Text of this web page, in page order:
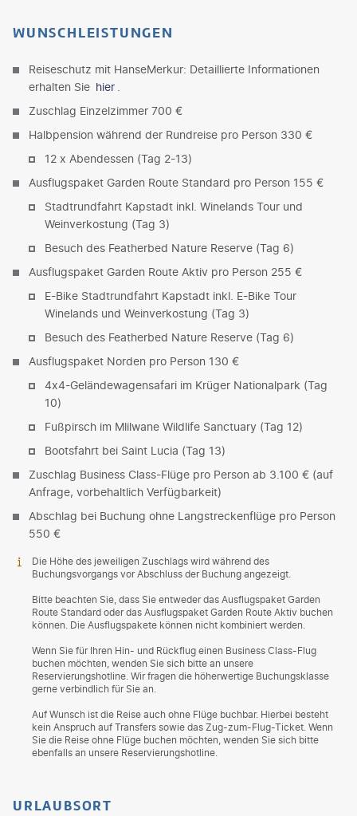
WUNSCHLEISTUNGEN
Reiseschutz mit HanseMerkur: Detaillierte Informationen
erhalten Sie hier
Zuschlag Einzelzimmer 700 €
Halbpension während der Rundreise pro Person 330 €
12 x Abendessen (Tag 2-13)
Ausflugspaket Garden Route Standard pro Person 155 €
Stadtrundfahrt Kapstadt inkl. Winelands Tour und
Weinverkostung (Tag 3)
Besuch des Featherbed Nature Reserve (Tag 6)
Ausflugspaket Garden Route Aktiv pro Person 255 €
E-Bike Stadtrundfahrt Kapstadt inkl. E-Bike Tour
Winelands und Weinverkostung (Tag 3)
Besuch des Featherbed Nature Reserve (Tag 6)
Ausflugspaket Norden pro Person 130 €
4x4-Geländewagensafari im Krüger Nationalpark (Tag
10)
Fußpirsch im Mlilwane Wildlife Sanctuary (Tag 12)
Bootsfahrt bei Saint Lucia (Tag 13)
Zuschlag Business Class-Flüge pro Person ab 3.100 € (auf
Anfrage, vorbehaltlich Verfügbarkeit)
Abschlag bei Buchung ohne Langstreckenflüge pro Person
550 €
Die Höhe des jeweiligen Zuschlags wird während des
Buchungsvorgangs vor Abschluss der Buchung angezeigt.
Bitte beachten Sie, dass Sie entweder das Ausflugspaket Garden
Route Standard oder das Ausflugspaket Garden Route Aktiv buchen
können. Die Ausflugspakete können nicht kombiniert werden.
Wenn Sie für Ihren Hin- und Rückflug einen Business Class-Flug
buchen möchten, wenden Sie sich bitte an unsere
Reservierungshotline. Wir fragen die höherwertige Buchungsklasse
gerne verbindlich für Sie an.
Auf Wunsch ist die Reise auch ohne Flüge buchbar. Hierbei besteht
kein Anspruch auf Transfers sowie das Zug-zum-Flug-Ticket. Wenn
Sie die Reise ohne Flüge buchen möchten, wenden Sie sich bitte
ebenfalls an unsere Reservierungshotline.
URLAUBSORT